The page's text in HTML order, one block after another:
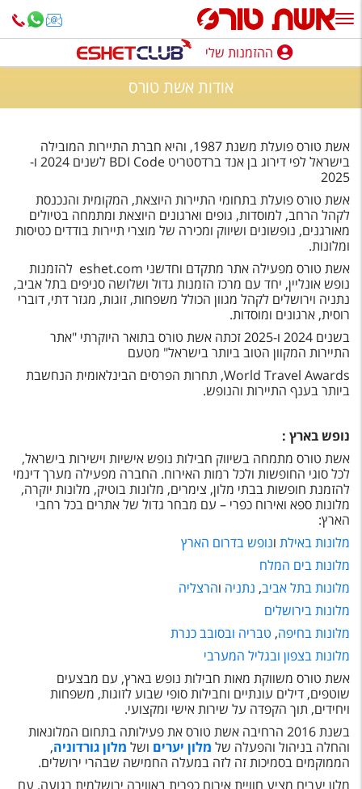
ההזמנות שלי
טיולים מאורגנים
סגנונות טיול
חבילות נופש
הרגע האחרון
חבילות בריאות וספא
טיסות לחו"ל
מלונות בחו"ל
Русский
קרוז
מגזין אשת
שירות לקוחות
טופס צור קשר
תקנון
נגישות
עקבו אחרינו
ההזמנות שלי
אודות אשת טורס
אשת טורס פועלת משנת 1987, והיא חברת התיירות המובילה
בישראל לפי דירוג בן אנד ברדסטריט BDI Code לשנים 2024 ו-
2025
אשת טורס פועלת בתחומי התיירות היוצאת, המקומית והנכנסת
לקהל הרחב, למוסדות, גופים וארגונים היוצאת ומתמחה בטיולים
מאורגנים, נופשונים ושיווק ומכירה של מוצרי תיירות בודדים כטיסות
ומלונות.
אשת טורס מפעילה אתר מתקדם וחדשני eshet.com להזמנות
נופש אונליין, יחד עם מרכז הזמנות גדול ושלושה סניפים בתל אביב,
נתניה וירושלים לקהל מגוון הכולל משפחות, זוגות, מגזר דתי, דוברי
רוסית, ארגונים ומוסדות.
בשנים 2024 ו-2025 זכתה אשת טורס בתואר היוקרתי "אתר
התיירות המקוון הטוב ביותר בישראל" מטעם
World Travel Awards, תחרות הפרסים הבינלאומית הנחשבת
ביותר בענף התיירות והנופש.
נופש בארץ :
אשת טורס מתמחה בשיווק חבילות נופש אישיות וישירות בישראל,
לכל סוגי החופשות ולכל רמות האירוח. החברה מפעילה מערך דינמי
להזמנת חופשות בבתי מלון, צימרים, מלונות בוטיק, מלונות יוקרה,
מלונות ספא ואירוח כפרי – עם מבחר גדול של אתרים בכל רחבי
הארץ:
מלונות באילת ונופש בדרום הארץ
מלונות בים המלח
מלונות בתל אביב, נתניה והרצליה
מלונות בירושלים
מלונות בחיפה, טבריה ובסובב כנרת
מלונות בצפון ובגליל המערבי
אשת טורס משווקת מאות חבילות נופש בארץ, עם מבצעים
שוטפים, דילים עונתיים וחבילות סופי שבוע לזוגות, משפחות
ויחידים, תוך הקפדה על שירות אישי ומקצועי.
בשנת 2016 הרחיבה אשת טורס את פעילותה בתחום המלונאות
והחלה בניהול והפעלה של מלון יערים ושל מלון גורדוניה,
הממוקמים בסמיכות זה לזה במעלה החמישה שבהרי ירושלים.
מלון יערים מציע חוויית אירוח כפרית באווירה ירושלמית רגועה, עם